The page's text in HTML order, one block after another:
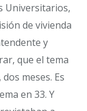
Universitarios,
de vivienda
y
que el tema
meses. Es
en 33. Y